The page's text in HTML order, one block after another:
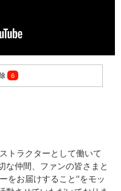
6
トラクターとして働いて
な仲間、ファンの皆さまと
をお届けすること''をモッ